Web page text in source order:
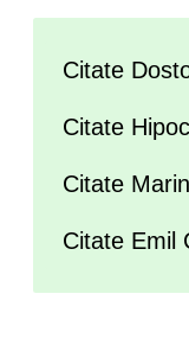
Citate
Citate
Citate
Citate Emil